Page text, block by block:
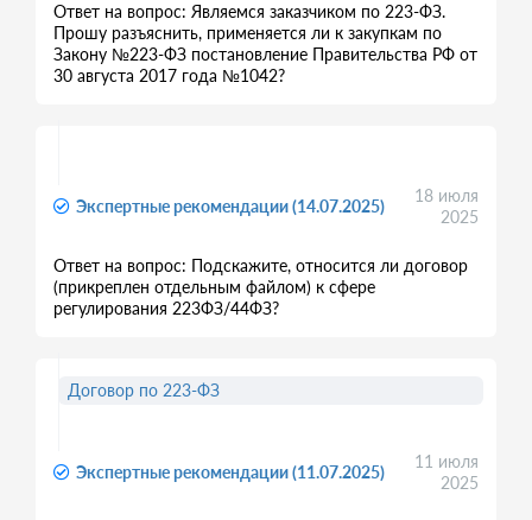
Ответ на вопрос: Являемся заказчиком по 223-ФЗ.
Прошу разъяснить, применяется ли к закупкам по
Закону №223-ФЗ постановление Правительства РФ от
30 августа 2017 года №1042?
Экспертные рекомендации (14.07.2025)
18 июля
2025
Ответ на вопрос: Подскажите, относится ли договор
(прикреплен отдельным файлом) к сфере
регулирования 223ФЗ/44ФЗ?
Экспертные рекомендации (11.07.2025)
11 июля
2025
Договор по 223-ФЗ